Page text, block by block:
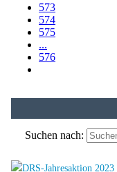
573
574
575
...
576
Suchen nach: